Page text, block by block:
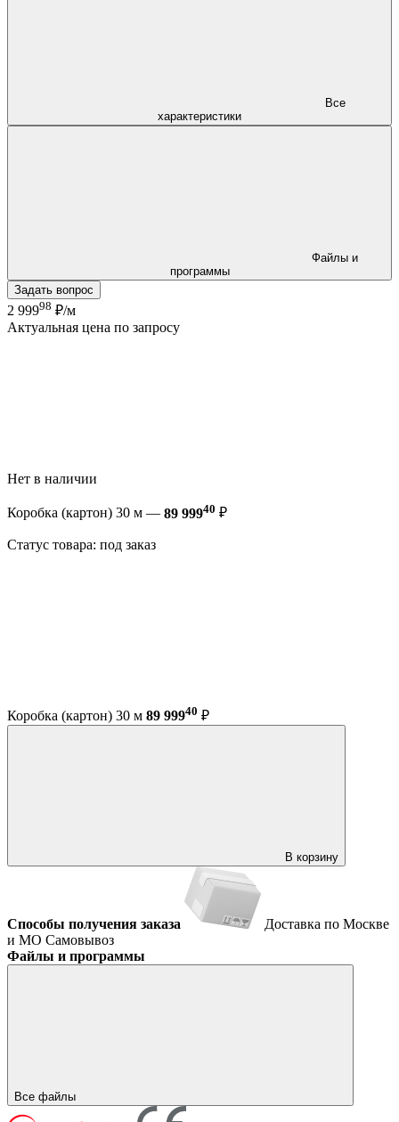
характеристики
программы
Задать вопрос
2 99998 ₽/м
Актуальная цена по запросу
Нет в наличии
Коробка (картон) 30 м — 89 99940 ₽
Статус товара: под заказ
Коробка (картон) 30 м 89 99940 ₽
В корзину
Способы получения заказа
Доставка по Москве
и МО Самовывоз
Файлы и программы
Все файлы